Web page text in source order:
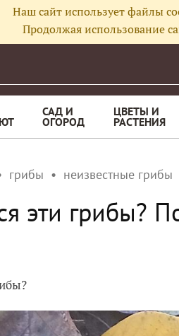
Наш сайт использует файлы
Продолжая использование
САД И
ОГОРОД
ЦВЕТЫ И
РАСТЕНИЯ
грибы неизвестные грибы
эти грибы?